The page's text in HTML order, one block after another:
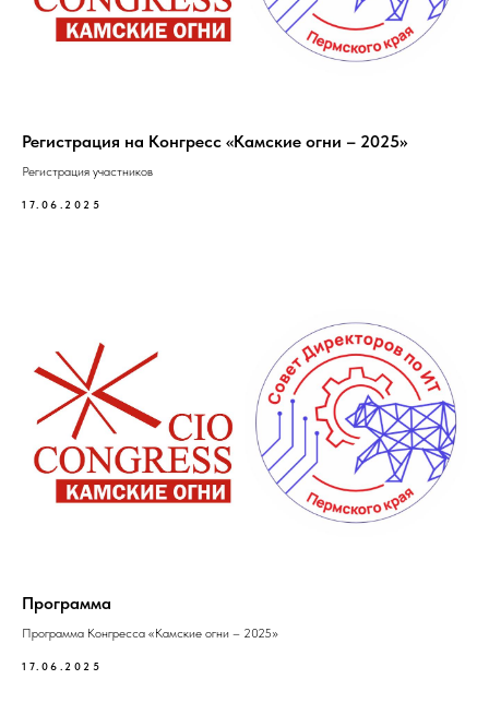
Регистрация на Конгресс «Камские огни – 2025»
Регистрация участников
17.06.2025
Программа
Программа Конгресса «Камские огни – 2025»
17.06.2025